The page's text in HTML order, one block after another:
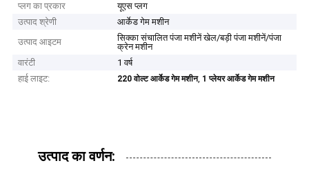
प्लग का प्रकार
यूएस प्लग
उत्पाद श्रेणी
आर्केड गेम मशीन
उत्पाद आइटम
सिक्का संचालित पंजा मशीनें खेल/बड़ी पंजा मशीनें/पंजा
क्रेन मशीन
वारंटी
1 वर्ष
हाई लाइट:
220 वोल्ट आर्केड गेम मशीन, 1 प्लेयर आर्केड गेम मशीन
उत्पाद का वर्णन: